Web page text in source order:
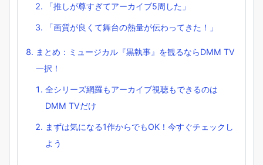
「推しが尊すぎてアーカイブ5周した」
「画質が良くて舞台の熱量が伝わってきた！」
まとめ：ミュージカル『黒執事』を観るならDMM TV
一択！
全シリーズ網羅もアーカイブ視聴もできるのは
DMM TVだけ
まずは気になる1作からでもOK！今すぐチェックし
よう